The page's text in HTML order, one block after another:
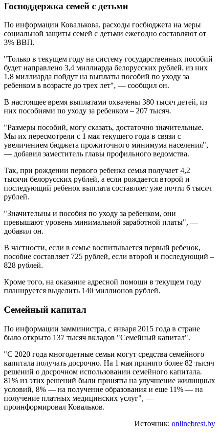
Господдержка семей с детьми
По информации Ковалькова, расходы госбюджета на меры
социальной защиты семей с детьми ежегодно составляют от
3% ВВП.
"Только в текущем году на систему государственных пособий
будет направлено 3,4 миллиарда белорусских рублей, из них
1,8 миллиарда пойдут на выплаты пособий по уходу за
ребенком в возрасте до трех лет", — сообщил он.
В настоящее время выплатами охвачены 380 тысяч детей, из
них пособиями по уходу за ребенком – 207 тысяч.
"Размеры пособий, могу сказать, достаточно значительные.
Мы их пересмотрели с 1 мая текущего года в связи с
увеличением бюджета прожиточного минимума населения",
— добавил заместитель главы профильного ведомства.
Так, при рождении первого ребенка семья получает 4,2
тысячи белорусских рублей, а если рождается второй и
последующий ребенок выплата составляет уже почти 6 тысяч
рублей.
"Значительны и пособия по уходу за ребенком, они
превышают уровень минимальной заработной платы", —
добавил он.
В частности, если в семье воспитывается первый ребенок,
пособие составляет 725 рублей, если второй и последующий –
828 рублей.
Кроме того, на оказание адресной помощи в текущем году
планируется выделить 140 миллионов рублей.
Семейный капитал
По информации замминистра, с января 2015 года в стране
было открыто 137 тысяч вкладов "Семейный капитал".
"С 2020 года многодетные семьи могут средства семейного
капитала получать досрочно. На 1 мая принято более 82 тысяч
решений о досрочном использовании семейного капитала.
81% из этих решений были приняты на улучшение жилищных
условий, 8% — на получение образования и еще 11% — на
получение платных медицинских услуг", —
проинформировал Ковальков.
Источник: onlinebrest.by